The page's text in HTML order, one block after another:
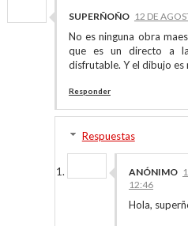
SUPERÑOÑO 12 DE
No es ninguna obra
que es un directo a
disfrutable. Y el dibujo es
Responder
Respuestas
ANÓNIMO
12:46
Hola,